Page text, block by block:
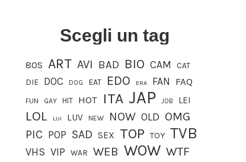
Scegli un tag
80S ART AVI BAD BIO CAM
CAT
DIE
DOC DOG EAT EDO ERA FAN FAQ
FUN GAY HIT HOT ITA JAP JOB LEI
LOL LUI LUV NEW NOW OLD OMG
PIC POP SAD SEX TOP TOY TVB
VHS VIP WAR WEB WOW WTF